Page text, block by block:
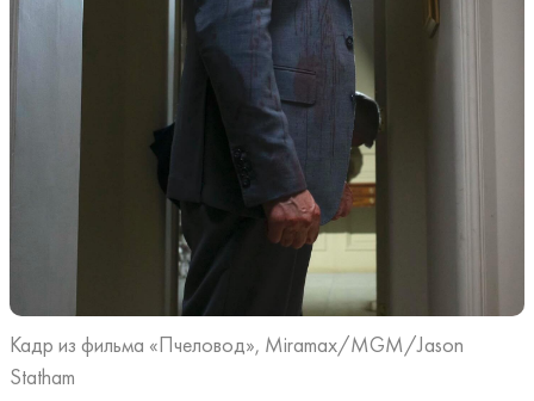
Кадр из фильма «Пчеловод», Miramax/MGM/Jason
Statham